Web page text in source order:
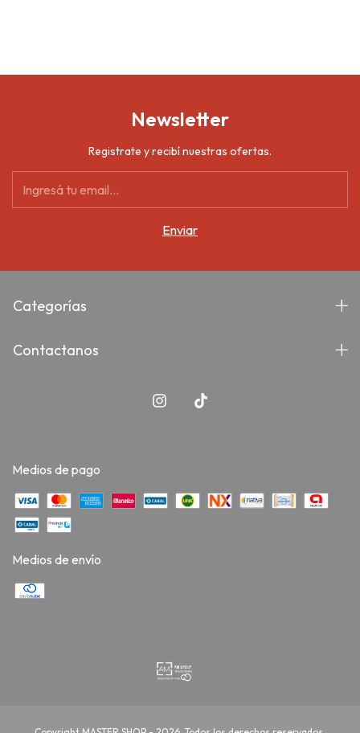
Newsletter
Registrate y recibí nuestras ofertas.
Categorías
Contactanos
Medios de pago
Medios de envío